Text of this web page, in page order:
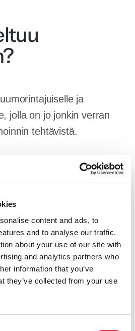
content and ads, to
and to analyse our traffic.
about your use of our site with
and analytics partners who
information that you’ve
they’ve collected from your use
ja
jolla on jo jonkin verran
tehtävistä.
löytyvän…
markkinoinnin
ja englannin kielitaito
käytöstä
markkinointimateriaalia